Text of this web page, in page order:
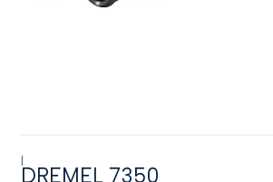
|
DREMEL 7350